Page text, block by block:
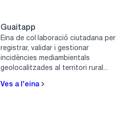
Guaitapp
Eina de col·laboració ciutadana per
registrar, validar i gestionar
incidències mediambientals
geolocalitzades al territori rural...
Ves a l'eina